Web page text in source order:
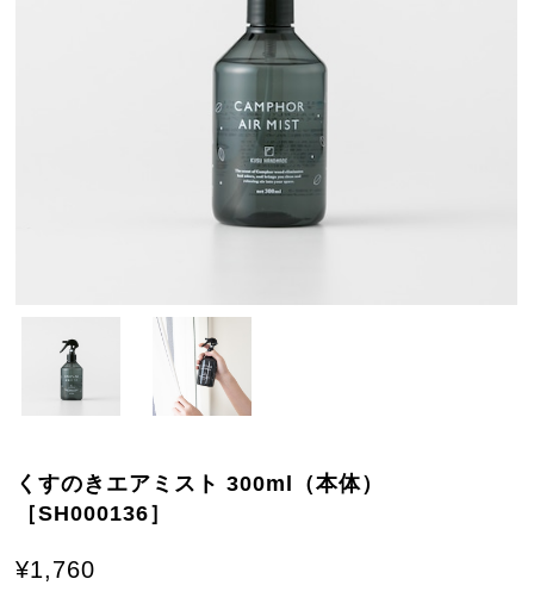
くすのきエアミスト 300ml（本体）
［SH000136］
¥1,760